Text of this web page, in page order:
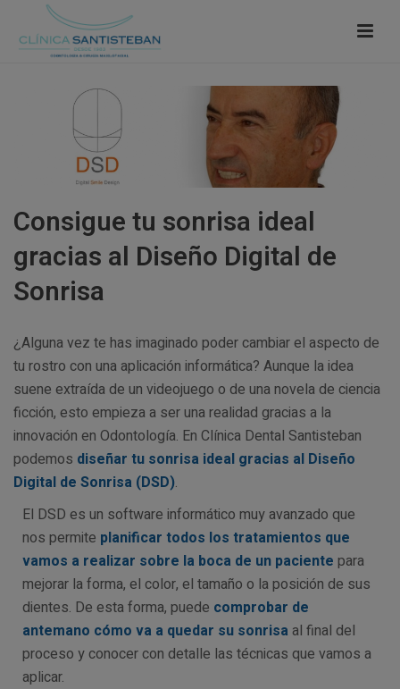
Consigue tu sonrisa ideal
gracias al Diseño Digital de
Sonrisa
¿Alguna vez te has imaginado poder cambiar el aspecto de
tu rostro con una aplicación informática? Aunque la idea
suene extraída de un videojuego o de una novela de ciencia
ficción, esto empieza a ser una realidad gracias a la
innovación en Odontología. En Clínica Dental Santisteban
podemos diseñar tu sonrisa ideal gracias al Diseño
Digital de Sonrisa (DSD).
El DSD es un software informático muy avanzado que
nos permite planificar todos los tratamientos que
vamos a realizar sobre la boca de un paciente para
mejorar la forma, el color, el tamaño o la posición de sus
dientes. De esta forma, puede comprobar de
antemano cómo va a quedar su sonrisa al final del
proceso y conocer con detalle las técnicas que vamos a
aplicar.